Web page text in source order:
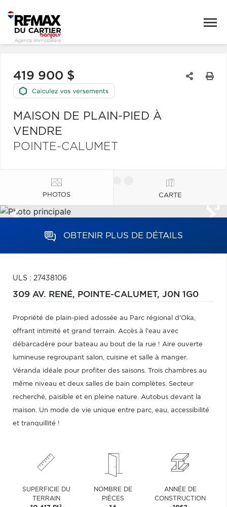
419 900 $
MAISON DE PLAIN-PIED À
VENDRE
POINTE-CALUMET
PHOTOS CARTE
OBTENIR PLUS DE DÉTAILS
ULS : 27438106
309 AV. RENÉ, POINTE-CALUMET, J0N 1G0
Propriété de plain-pied adossée au Parc régional d'Oka,
offrant intimité et grand terrain. Accès à l'eau avec
débarcadère pour bateau au bout de la rue ! Aire ouverte
lumineuse regroupant salon, cuisine et salle à manger.
Véranda idéale pour profiter des saisons. Trois chambres au
même niveau et deux salles de bain complètes. Secteur
recherché, paisible et en pleine nature. Autobus devant la
maison. Un mode de vie unique entre parc, eau, accessibilité
et tranquillité !
SUPERFICIE DU
TERRAIN
2
NOMBRE DE
PIÈCES
ANNÉE DE
CONSTRUCTION